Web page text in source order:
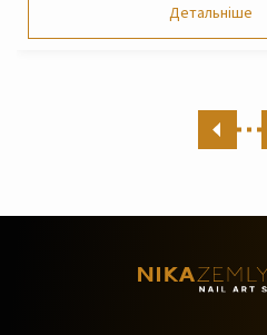
Детальніше